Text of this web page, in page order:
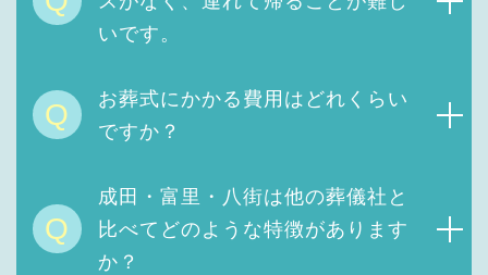
いです。
Q お葬式にかかる費用は どれくらい
ですか？
Q
成田・富里・八街は他の葬儀社と
比べてどのような特徴があります
か？